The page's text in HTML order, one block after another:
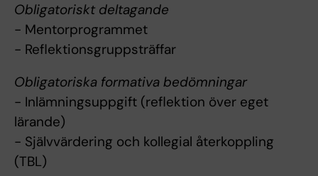
Obligatoriskt deltagande
- Mentorprogrammet
- Reflektionsgruppsträffar
Obligatoriska formativa bedömningar
- Inlämningsuppgift (reflektion över eget
lärande)
- Självvärdering och kollegial återkoppling
(TBL)